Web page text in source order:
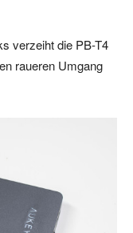
verzeiht die PB-T4
raueren Umgang